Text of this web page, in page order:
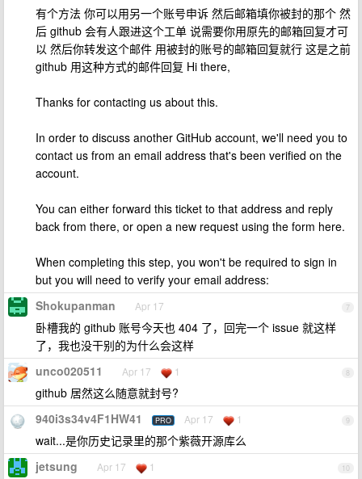
有个方法 你可以用另一个账号申诉 然后邮箱填你被封的那个 然
后 github 会有人跟进这个工单 说需要你用原先的邮箱回复才可
以 然后你转发这个邮件 用被封的账号的邮箱回复就行 这是之前
github 用这种方式的邮件回复 Hi there,
Thanks for contacting us about this.
In order to discuss another GitHub account, we'll need you to
contact us from an email address that's been verified on the
account.
You can either forward this ticket to that address and reply
back from there, or open a new request using the form here.
When completing this step, you won't be required to sign in
but you will need to verify your email address:
7
Shokupanman Apr 17
卧槽我的 github 账号今天也 404 了，回完一个 issue 就这样
了，我也没干别的为什么会这样
8
unco020511 Apr 17 1
github 居然这么随意就封号?
9
940i3s34v4F1HW41 PRO Apr 17 1
wait...是你历史记录里的那个紫薇开源库么
10
jetsung Apr 17 1